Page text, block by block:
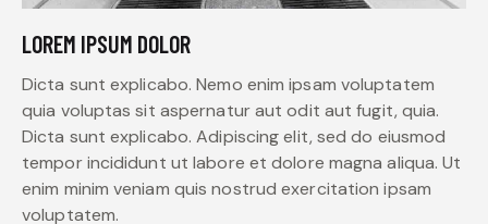
LOREM IPSUM DOLOR
Dicta sunt explicabo. Nemo enim ipsam voluptatem
quia voluptas sit aspernatur aut odit aut fugit, quia.
Dicta sunt explicabo. Adipiscing elit, sed do eiusmod
tempor incididunt ut labore et dolore magna aliqua. Ut
enim minim veniam quis nostrud exercitation ipsam
voluptatem.